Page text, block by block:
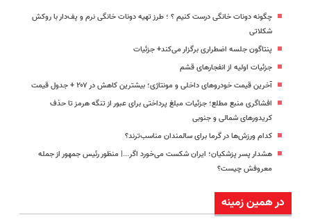
چگونه دونات خانگی درست کنیم ؟ ؛ طرز تهیه دونات خانگی نرم و پف‌دار با روکش
شکلاتی
پنتاگون جلسه اضطراری برگزار می‌کند+ جزئیات
جزئیات اولیه از انفجارهای قشم
آخرین قیمت خودروهای داخلی و مونتاژی؛‌ بیشترین کاهش در ۲۰۷ + جدول قیمت
افشاگری منبع مطلع؛ جزئیات مبلغ پرداختی برای عبور از تنگه هرمز تا حذف
کریدورهای شمالی و جنوبی
کدام ورزش‌ها در گرما برای سالمندان مناسب‌ترند؟
هشدار پسر پزشکیان؛ ایران شکست می‌خورد اگر...| منظور رئیس جمهور از جمله
معروفش چیست؟
در همین زمینه